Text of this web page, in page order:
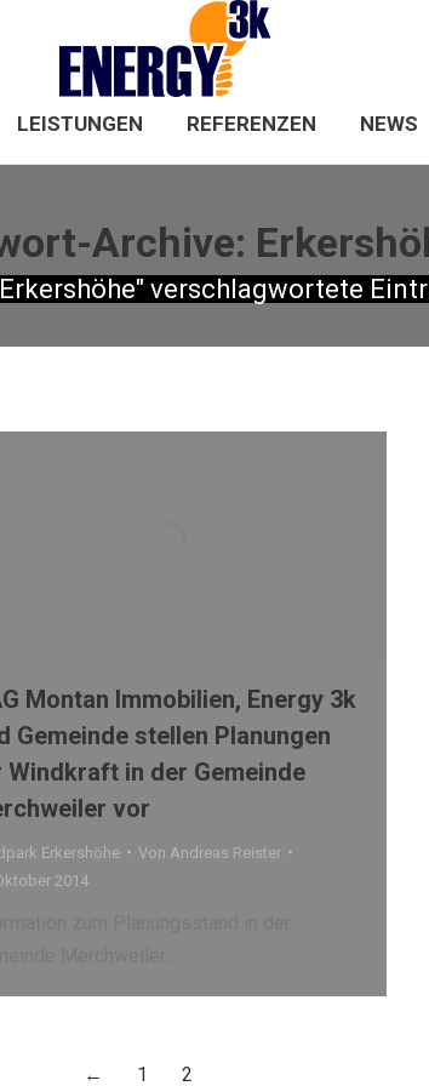
LEISTUNGEN REFERENZEN NEWS
Archive:
hier: verschlagwortete
Montan Immobilien, Energy 3k
Gemeinde stellen Planungen
Windkraft in der Gemeinde
vor
Erkershöhe Von Andreas Reister
2014
← 1 2
UNTERNEHMEN LEISTUNGEN